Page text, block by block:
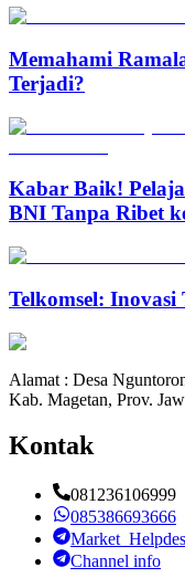
Memahami
Terjadi?
Kabar Baik!
BNI Tanpa Ribet
Telkomsel:
Alamat : Desa
Kab. Magetan, Prov.
Kontak
081236106999
085386693666
Channel info